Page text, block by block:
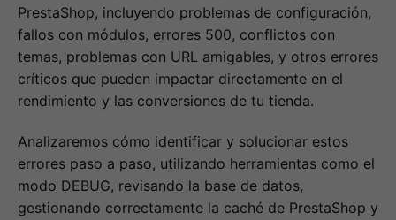
PrestaShop, incluyendo problemas de configuración,
fallos con módulos, errores 500, conflictos con
temas, problemas con URL amigables, y otros errores
críticos que pueden impactar directamente en el
rendimiento y las conversiones de tu tienda.
Analizaremos cómo identificar y solucionar estos
errores paso a paso, utilizando herramientas como el
modo DEBUG, revisando la base de datos,
gestionando correctamente la caché de PrestaShop y